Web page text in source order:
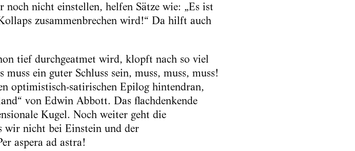
nicht einstellen, helfen Sätze wie: „Es ist
zusammenbrechen wird!“ Da hilft auch
tief durchgeatmet wird, klopft nach so viel
ein guter Schluss sein, muss, muss, muss!
optimistisch-satirischen Epilog hintendran,
von Edwin Abbott. Das flachdenkende
Kugel. Noch weiter geht die
wir nicht bei Einstein und der
aspera ad astra!